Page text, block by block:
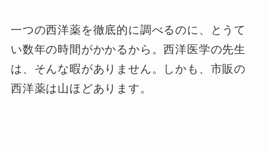
一つの西洋薬を徹底的に調べるのに、とうて
い数年の時間がかかるから。西洋医学の先生
は、そんな暇がありません。しかも、市販の
西洋薬は山ほどあります。